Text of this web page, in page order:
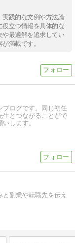
実践的な文例や方法論
役立つ情報を具体的な
最適解を追求してい
満載です。
ブログです。同じ初任
生とつながることがで
します。
副業や転職先を伝え